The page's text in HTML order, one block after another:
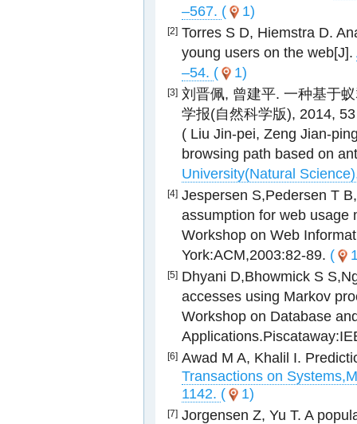
–567. ( 1)
[2] Torres S D, Hiemstra D.
young users on the web[J].
–54. ( 1)
[3] 刘晋佩, 曾建平. 一种基于
学报(自然科学版), 2014,
( Liu Jin-pei, Zeng Jian-
browsing path based on
University(Natural
[4] Jespersen S,Pedersen T
assumption for web usage
Workshop on Web
York:ACM,2003:82-89. (
[5] Dhyani D,Bhowmick S
accesses using Markov
Workshop on Database
[6] Awad M A, Khalil I.
Transactions on
1142. ( 1)
[7] Jorgensen Z, Yu T. A